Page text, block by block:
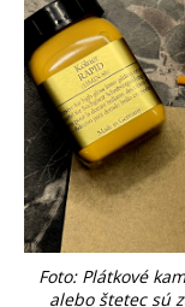
Foto: Plátkové
alebo štetec sú
O
d
p
o
r
ú
č
a
m